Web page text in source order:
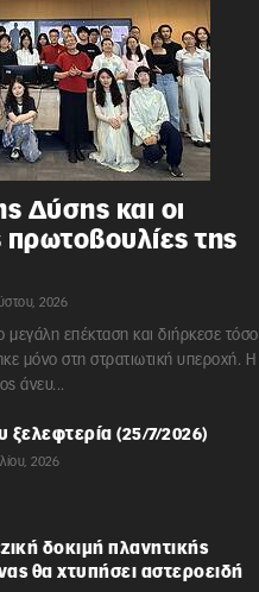
Δύσης και οι
πρωτοβουλίες της
2026
μεγάλη επέκταση και διήρκεσε τόσο
μόνο στη στρατιωτική υπεροχή. Η
άνευ...
ξελεφτερία (25/7/2026)
2026
δοκιμή πλανητικής
θα χτυπήσει αστεροειδή